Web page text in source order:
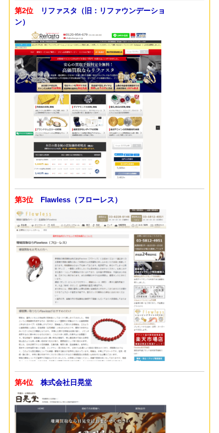
第2位
リファスタ（旧：リファウンデーショ
ン）
第3位 Flawless（フローレス）
第4位 株式会社日晃堂